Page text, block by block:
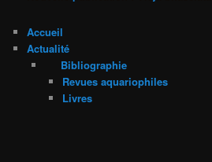
Accueil
Actualité
Bibliographie
Revues aquariophiles
Livres